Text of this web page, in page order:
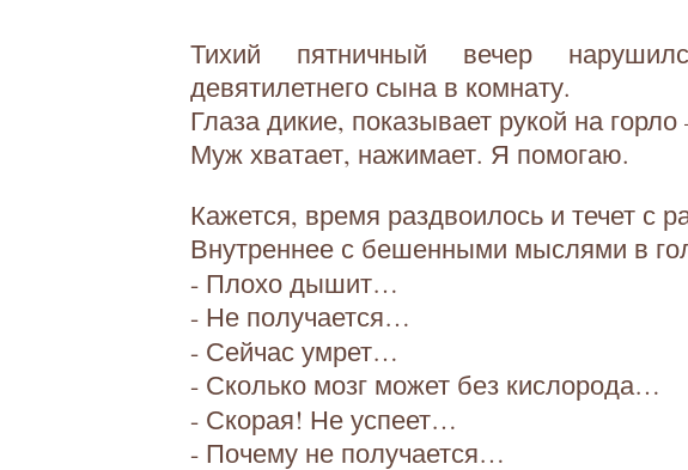
Тихий пятничный вечер
девятилетнего сына в комнату.
Глаза дикие, показывает рукой на горло
Муж хватает, нажимает. Я помогаю.
Кажется, время раздвоилось и течет с
Внутреннее с бешенными мыслями в
- Плохо дышит…
- Не получается…
- Сейчас умрет…
- Сколько мозг может без кислорода…
- Скорая! Не успеет…
- Почему не получается…